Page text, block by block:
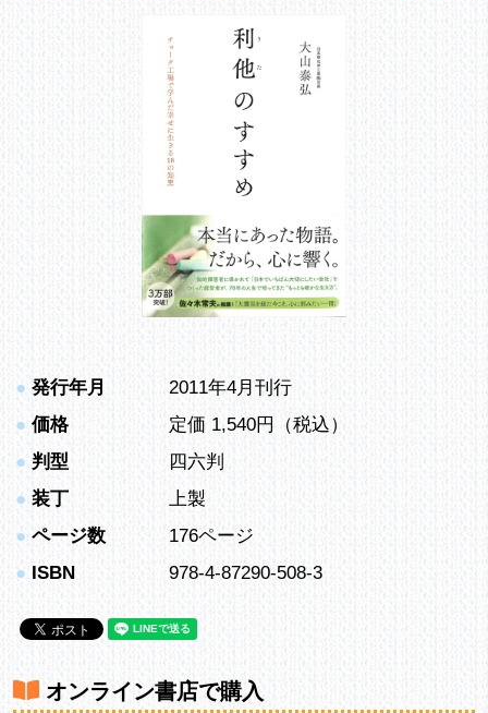
● 発行年月
2011年4月刊行
● 価格
定価 1,540円（税込）
● 判型
四六判
● 装丁
上製
● ページ数
176ページ
● ISBN 978-4-87290-508-3
オンライン書店で購入